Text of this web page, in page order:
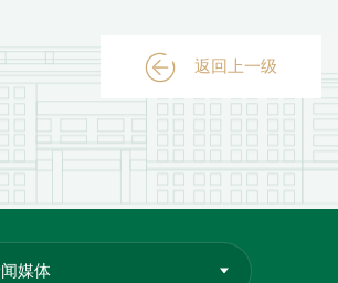
返回上一级
媒体